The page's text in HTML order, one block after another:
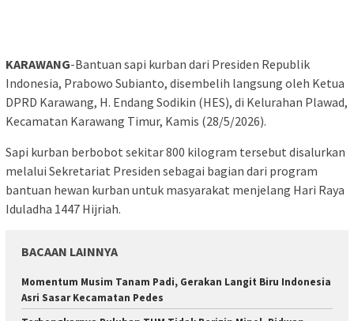
KARAWANG-Bantuan sapi kurban dari Presiden Republik
Indonesia, Prabowo Subianto, disembelih langsung oleh Ketua
DPRD Karawang, H. Endang Sodikin (HES), di Kelurahan Plawad,
Kecamatan Karawang Timur, Kamis (28/5/2026).
Sapi kurban berbobot sekitar 800 kilogram tersebut disalurkan
melalui Sekretariat Presiden sebagai bagian dari program
bantuan hewan kurban untuk masyarakat menjelang Hari Raya
Iduladha 1447 Hijriah.
BACAAN LAINNYA
Momentum Musim Tanam Padi, Gerakan Langit Biru Indonesia
Asri Sasar Kecamatan Pedes